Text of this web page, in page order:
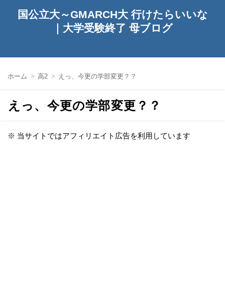
国公立大～GMARCH大 行けたらいいな
｜大学受験終了 母ブログ
ホーム 高2 えっ、今更の学部変更？？
えっ、今更の学部変更？？
※ 当サイトではアフィリエイト広告を利用しています